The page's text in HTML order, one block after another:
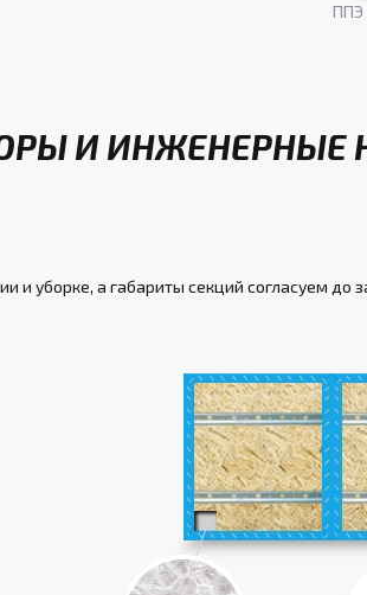
ППЭ
И ИНЖЕНЕРНЫЕ
уборке, а габариты секций согласуем до